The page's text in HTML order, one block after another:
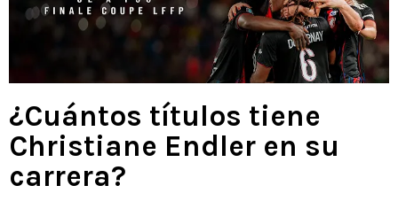
¿Cuántos títulos tiene
Christiane Endler en su
carrera?